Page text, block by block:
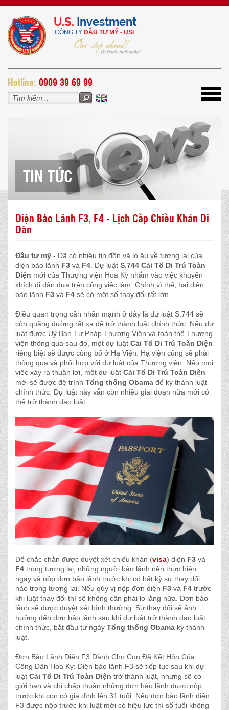
U.S. Investment
CÔNG TY ĐẦU TƯ MỸ - USI
Hotline: 0909 39 69 99
TIN TỨC
Diện Bảo Lãnh F3, F4 - Lịch Cấp Chiếu Khán Di
Dân
Đầu tư mỹ - Đã có nhiều tin đồn và lo âu về tương lai của
diện bảo lãnh F3 và F4 . Dự luật S.744 Cải Tổ Di Trú Toàn
Diện mới của Thượng viện Hoa Kỳ nhắm vào việc khuyến
khích di dân dựa trên công việc làm. Chính vì thế, hai diện
bảo lãnh F3 và F4 sẽ có một số thay đổi rất lớn.
Điều quan trọng cần nhấn mạnh ở đây là dự luật S.744 sẽ
còn quãng đường rất xa để trở thành luật chính thức. Nếu dự
luật được Uỷ Ban Tư Pháp Thượng Viện và toàn thể Thượng
viện thông qua sau đó, một dự luật Cải Tổ Di Trú Toàn Diện
riêng biệt sẽ được công bố ở Hạ Viện. Hạ viện cũng sẽ phải
thông qua và phối hợp với dự luật của Thượng viện. Nếu mọi
việc xảy ra thuận lợi, một dự luật Cải Tổ Di Trú Toàn Diện
mới sẽ được đệ trình Tổng thống Obama để ký thành luật
chính thức. Dự luật này vẫn còn nhiều giai đoạn nữa mới có
thể trở thành đạo luật.
Để chắc chắn được duyệt xét chiếu khán (visa) diện F3 và
F4 trong tương lai, những người bảo lãnh nên thực hiện
ngay và nộp đơn bảo lãnh trước khi có bất kỳ sự thay đổi
nào trong tương lai. Nếu qúy vị nộp đơn diện F3 và F4 trước
khi luật thay đổi thì sẽ không cần phải lo lắng nữa. Đơn bảo
lãnh sẽ được duyệt xét bình thường. Sự thay đổi sẽ ảnh
hưởng đến đơn bảo lãnh sau khi dự luật trở thành đạo luật
chính thức, bắt đầu từ ngày Tổng thống Obama ký thành
luật.
Đơn Bảo Lãnh Diện F3 Dành Cho Con Đã Kết Hôn Của
Công Dân Hoa Kỳ: Diện bảo lãnh F3 sẽ tiếp tục sau khi dự
luật Cải Tổ Di Trú Toàn Diện trở thành luật, nhưng sẽ có
giới hạn và chỉ chấp thuận những đơn bảo lãnh được nộp
trước khi con có gia đình lên 31 tuổi. Nếu đơn bảo lãnh diện
F3 được nộp trước khi luật mới có hiệu lực thì số tuổi không